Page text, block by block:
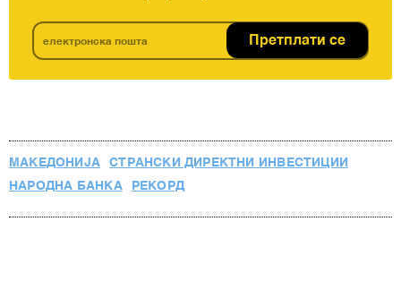
Претплати се
МАКЕДОНИЈА
СТРАНСКИ ДИРЕКТНИ ИНВЕСТИЦИИ
НАРОДНА БАНКА
РЕКОРД